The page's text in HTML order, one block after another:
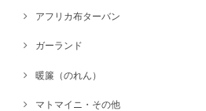
アフリカ布ターバン
ガーランド
暖簾（のれん）
マトマイニ・その他